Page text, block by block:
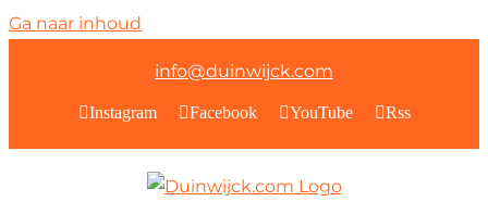
Ga naar inhoud
info@duinwijck.com
Instagram Facebook YouTube Rss